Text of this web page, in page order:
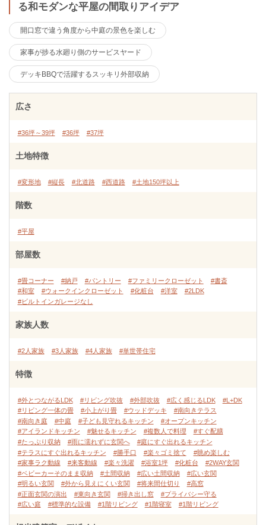
る和モダンな平屋の間取りアイデア
開口窓で違う角度から中庭の景色を楽しむ
家事が捗る水廻り側のサービスヤード
デッキBBQで活躍するスッキリ外部収納
広さ
#36坪～39坪 #36坪 #37坪
土地特徴
#変形地 #縦長 #北道路 #西道路 #土地150坪以上
階数
#平屋
部屋数
#畳コーナー #納戸 #パントリー #ファミリークローゼット
#書斎
#和室
#ウォークインクローゼット #化粧台 #洋室
#2LDK
#ビルトインガレージなし
家族人数
#2人家族 #3人家族 #4人家族 #単世帯住宅
特徴
#外とつながるLDK #リビング吹抜 #外部吹抜 #広く感じるLDK
#L+DK
#リビング一体の畳
#小上がり畳 #ウッドデッキ
#南向きテラス
#南向き庭
#中庭 #子ども見守れるキッチン
#オープンキッチン
#アイランドキッチン
#魅せるキッチン #複数人で料理
#すぐ配膳
#たっぷり収納
#雨に濡れずに玄関へ
#庭にすぐ出れるキッチン
#テラスにすぐ出れるキッチン
#勝手口 #楽々ゴミ捨て
#眺め楽しむ
#家事ラク動線
#来客動線 #楽々洗濯 #浴室1坪 #化粧台
#2WAY玄関
#ベビーカーそのまま収納
#土間収納 #広い土間収納
#広い玄関
#明るい玄関
#外から見えにくい玄関 #将来間仕切り
#高窓
#正面玄関の演出
#東向き玄関 #掃き出し窓
#プライバシー守る
#広い庭
#標準的な設備 #1階リビング #1階寝室 #1階リビング